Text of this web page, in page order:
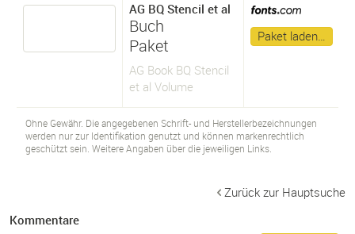
AG BQ Stencil et al
Buch
Paket
AG Book BQ Stencil
et al Volume
Paket laden…
Ohne Gewähr. Die angegebenen Schrift- und Herstellerbezeichnungen
werden nur zur Identifikation genutzt und können markenrechtlich
geschützt sein. Weitere Angaben über die jeweiligen Links.
Zurück zur Hauptsuche
Kommentare